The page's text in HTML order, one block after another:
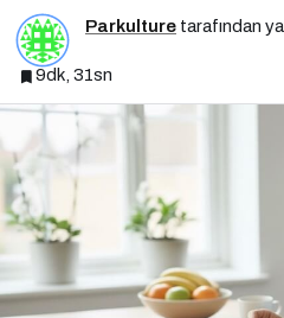
Parkulture tarafından
9dk, 31sn